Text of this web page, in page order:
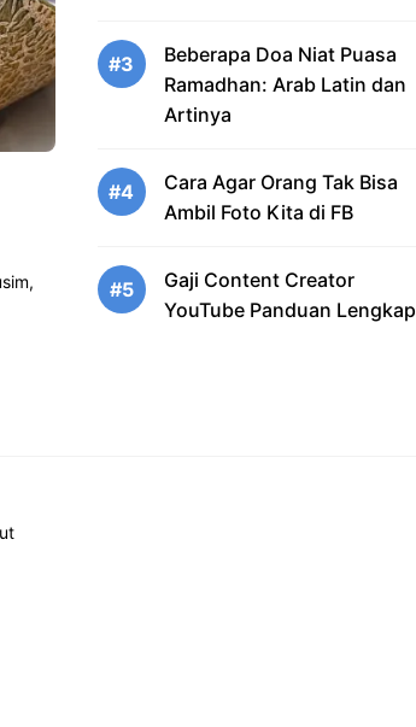
#3
Beberapa Doa Niat Puasa
Ramadhan: Arab Latin dan
Artinya
#4
Cara Agar Orang Tak Bisa
Ambil Foto Kita di FB
#5
Gaji Content Creator
YouTube Panduan Lengkap